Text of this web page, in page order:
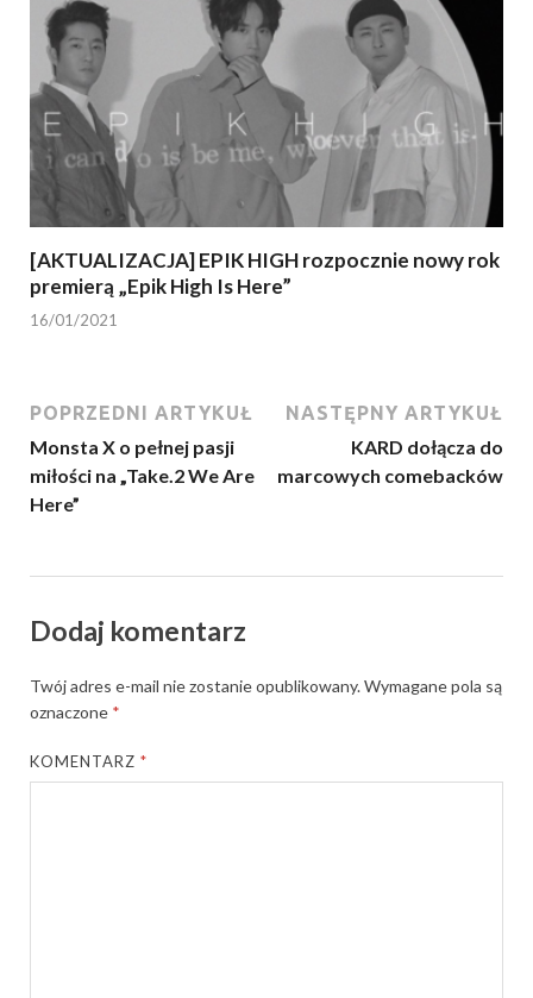
[AKTUALIZACJA] EPIK HIGH rozpocznie nowy rok
premierą „Epik High Is Here”
16/01/2021
POPRZEDNI ARTYKUŁ
Monsta X o pełnej pasji
miłości na „Take.2 We Are
Here”
NASTĘPNY ARTYKUŁ
KARD dołącza do
marcowych comebacków
Dodaj komentarz
Twój adres e-mail nie zostanie opublikowany.Wymagane pola są
oznaczone *
KOMENTARZ*